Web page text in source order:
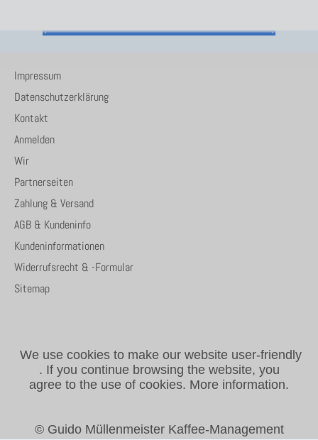
Impressum
Datenschutzerklärung
Kontakt
Anmelden
Wir
Partnerseiten
Zahlung & Versand
AGB & Kundeninfo
Kundeninformationen
Widerrufsrecht & -Formular
Sitemap
We use cookies to make our website user-friendly
. If you continue browsing the website, you
agree to the use of cookies. More information.
© Guido Müllenmeister Kaffee-Management